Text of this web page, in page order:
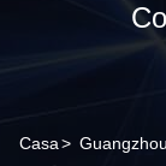
Casa>